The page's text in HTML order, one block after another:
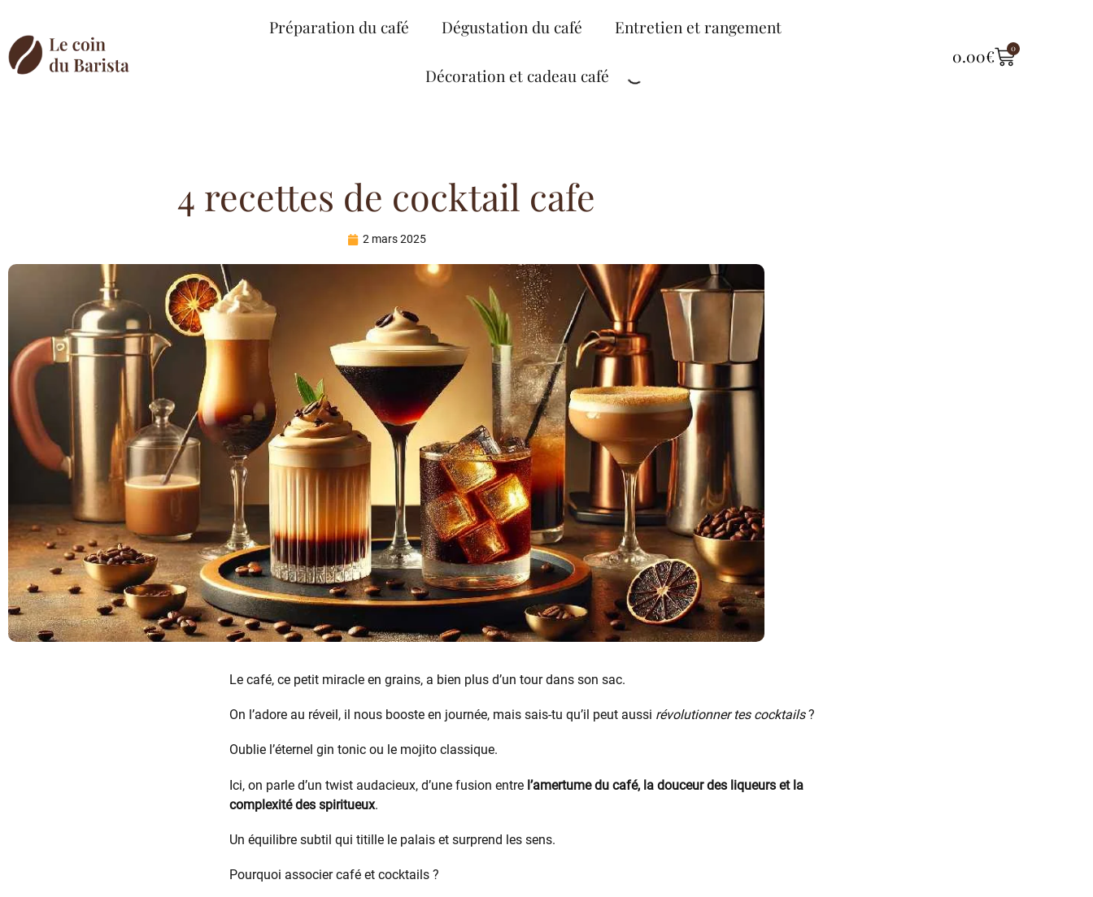
Préparation du café Dégustation du café Entretien et rangement
Décoration et cadeau café
0.00€ 0
4 recettes de cocktail cafe
2 mars 2025
Le café, ce petit miracle en grains, a bien plus d’un tour dans son sac.
On l’adore au réveil, il nous booste en journée, mais sais-tu qu’il peut aussi révolutionner tes cocktails?
Oublie l’éternel gin tonic ou le mojito classique.
Ici, on parle d’un twist audacieux, d’une fusion entre l’amertume du café, la douceur des liqueurs et la
complexité des spiritueux.
Un équilibre subtil qui titille le palais et surprend les sens.
Pourquoi associer café et cocktails ?